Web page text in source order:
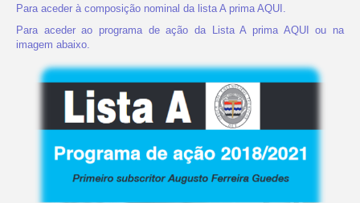
Para aceder à composição nominal da lista A prima AQUI.
Para aceder ao programa de ação da Lista A prima AQUI ou na
imagem abaixo.